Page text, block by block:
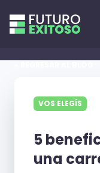
VOS ELEGÍS
5
una